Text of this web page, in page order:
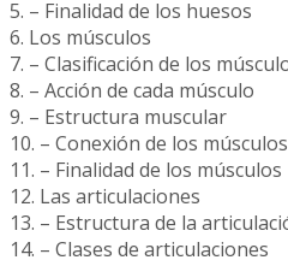
5. – Finalidad de los huesos
6. Los músculos
7. – Clasificación de los
8. – Acción de cada músculo
9. – Estructura muscular
10. – Conexión de los
11. – Finalidad de los músculos
12. Las articulaciones
13. – Estructura de la
14. – Clases de articulaciones